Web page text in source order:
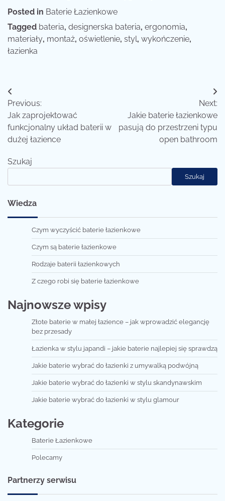
Posted in Baterie Łazienkowe
Tagged bateria, designerska bateria, ergonomia,
materiały, montaż, oświetlenie, styl, wykończenie,
łazienka
Nawigacja
wpisu
Previous:
Jak zaprojektować
funkcjonalny układ baterii w
dużej łazience
Next:
Jakie baterie łazienkowe
pasują do przestrzeni typu
open bathroom
Szukaj
Szukaj
Wiedza
Czym wyczyścić baterie łazienkowe
Czym są baterie łazienkowe
Rodzaje baterii łazienkowych
Z czego robi się baterie łazienkowe
Najnowsze wpisy
Złote baterie w małej łazience – jak wprowadzić elegancję
bez przesady
Łazienka w stylu japandi – jakie baterie najlepiej się sprawdzą
Jakie baterie wybrać do łazienki z umywalką podwójną
Jakie baterie wybrać do łazienki w stylu skandynawskim
Jakie baterie wybrać do łazienki w stylu glamour
Kategorie
Baterie Łazienkowe
Polecamy
Partnerzy serwisu